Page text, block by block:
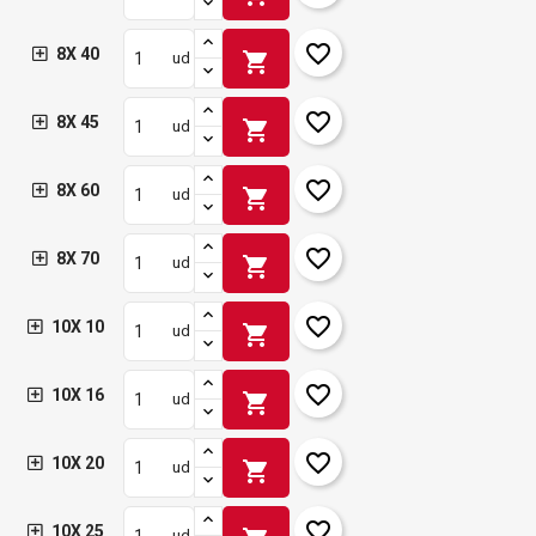
8X 40 ud shopping_cart favorite_border
8X 45 ud shopping_cart favorite_border
8X 60 ud shopping_cart favorite_border
8X 70 ud shopping_cart favorite_border
10X 10 ud shopping_cart favorite_border
10X 16 ud shopping_cart favorite_border
10X 20 ud shopping_cart favorite_border
10X 25